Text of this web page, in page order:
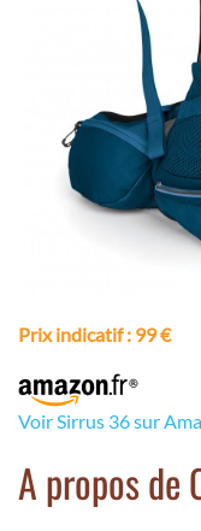
Prix indicatif: 99 €
Voir Sirrus 36 sur
A propos de